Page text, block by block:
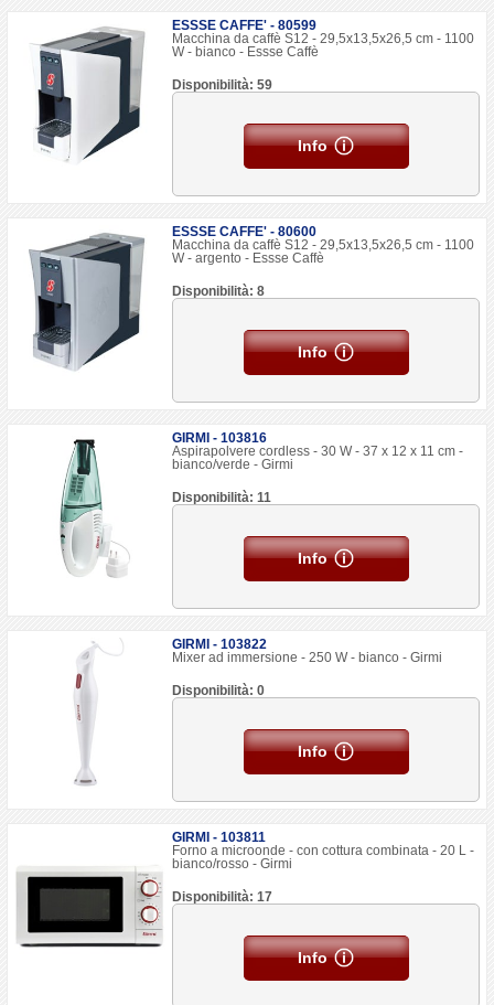
ESSSE CAFFE' - 80599
Macchina da caffè S12 - 29,5x13,5x26,5 cm - 1100
W - bianco - Essse Caffè
Disponibilità: 59
Info
ESSSE CAFFE' - 80600
Macchina da caffè S12 - 29,5x13,5x26,5 cm - 1100
W - argento - Essse Caffè
Disponibilità: 8
Info
GIRMI - 103816
Aspirapolvere cordless - 30 W - 37 x 12 x 11 cm -
bianco/verde - Girmi
Disponibilità: 11
Info
GIRMI - 103822
Mixer ad immersione - 250 W - bianco - Girmi
Disponibilità: 0
Info
GIRMI - 103811
Forno a microonde - con cottura combinata - 20 L -
bianco/rosso - Girmi
Disponibilità: 17
Info